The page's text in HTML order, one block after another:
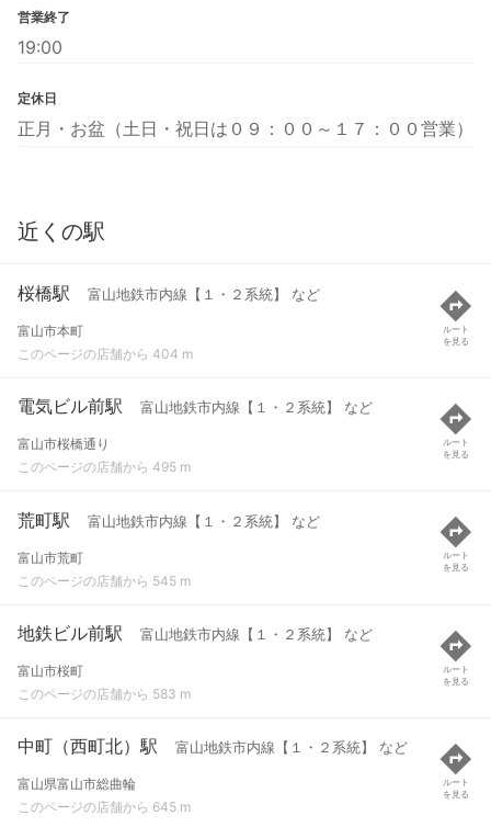
営業終了
19:00
定休日
正月・お盆（土日・祝日は０９：００～１７：００営業）
近くの駅
桜橋駅 富山地鉄市内線【１・２系統】 など
富山市本町
このページの店舗から 404 m
ルート
を見る
電気ビル前駅 富山地鉄市内線【１・２系統】 など
富山市桜橋通り
このページの店舗から 495 m
ルート
を見る
荒町駅 富山地鉄市内線【１・２系統】 など
富山市荒町
このページの店舗から 545 m
ルート
を見る
地鉄ビル前駅 富山地鉄市内線【１・２系統】 など
富山市桜町
このページの店舗から 583 m
ルート
を見る
中町（西町北）駅 富山地鉄市内線【１・２系統】 など
富山県富山市総曲輪
このページの店舗から 645 m
ルート
を見る